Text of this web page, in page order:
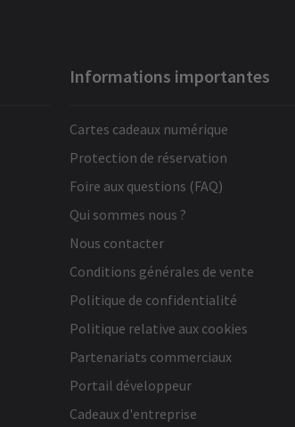
!
excellent, et Brian Cox était
Informations importantes
Cartes cadeaux numérique
Protection de réservation
Foire aux questions (FAQ)
Qui sommes nous ?
Nous contacter
Conditions générales de vente
Politique de confidentialité
Politique relative aux cookies
Partenariats commerciaux
Portail développeur
Cadeaux d'entreprise